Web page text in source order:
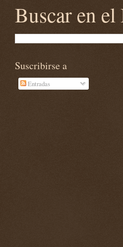
Buscar en
Suscribirse a
Entradas